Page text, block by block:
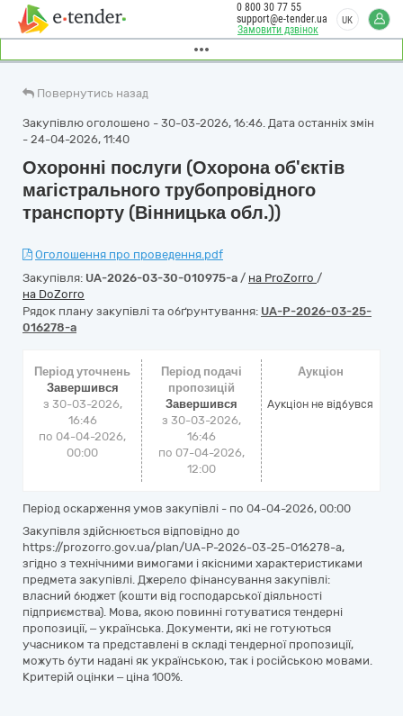
Замовити дзвінок
0 800 30 77 55
support@e-tender.ua
UK
Повернутись назад
Закупівлю оголошено - 30-03-2026, 16:46. Дата останніх змін
- 24-04-2026, 11:40
Охоронні послуги (Охорона об'єктів
магістрального трубопровідного
транспорту (Вінницька обл.))
Оголошення про проведення.pdf
Закупівля: UA-2026-03-30-010975-a / на ProZorro /
на DoZorro
Рядок плану закупівлі та обґрунтування: UA-P-2026-03-25-
016278-a
Період уточнень
Завершився
з 30-03-2026,
16:46
по 04-04-2026,
00:00
Період подачі
пропозицій
Завершився
з 30-03-2026,
16:46
по 07-04-2026,
12:00
Аукціон
Аукціон не відбувся
Період оскарження умов закупівлі - по 04-04-2026, 00:00
Закупівля здійснюється відповідно до
https://prozorro.gov.ua/plan/UA-P-2026-03-25-016278-a,
згідно з технічними вимогами і якісними характеристиками
предмета закупівлі. Джерело фінансування закупівлі:
власний бюджет (кошти від господарської діяльності
підприємства). Мова, якою повинні готуватися тендерні
пропозиції, – українська. Документи, які не готуються
учасником та представлені в складі тендерної пропозиції,
можуть бути надані як українською, так і російською мовами.
Критерій оцінки – ціна 100%.